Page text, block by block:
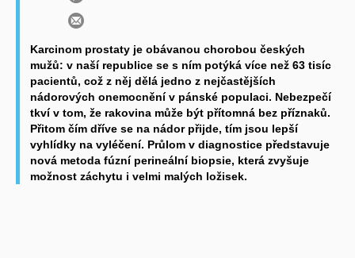
Karcinom prostaty je obávanou chorobou českých
mužů: v naší republice se s ním potýká více než 63 tisíc
pacientů, což z něj dělá jedno z nejčastějších
nádorových onemocnění v pánské populaci. Nebezpečí
tkví v tom, že rakovina může být přítomná bez příznaků.
Přitom čím dříve se na nádor přijde, tím jsou lepší
vyhlídky na vyléčení. Průlom v diagnostice představuje
nová metoda fúzní perineální biopsie, která zvyšuje
možnost záchytu i velmi malých ložisek.